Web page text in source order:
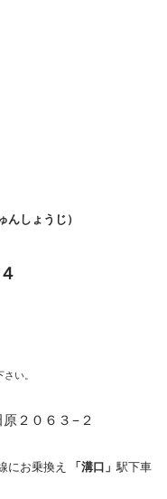
んしょうじ）
い。
２０６３−２
にお乗換え 「溝口」駅下車